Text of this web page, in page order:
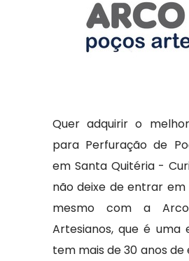
Quer adquirir o
para Perfuração de
em Santa Quitéria -
não deixe de entrar
mesmo com a
Artesianos, que é uma
tem mais de 30 anos de